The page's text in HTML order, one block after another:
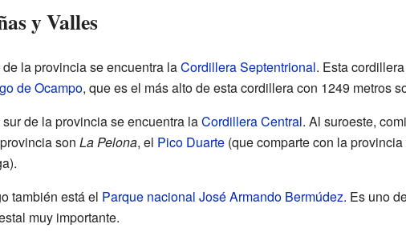
y Valles
la provincia se encuentra laCordillera Septentrional. Esta
de Ocampo, que es el más alto de esta cordillera con 1249 metros
de la provincia se encuentra laCordillera Central. Al suroeste,
son La Pelona, el Pico Duarte(que comparte con la
también está el Parque nacional José Armando Bermúdez. Es uno
muy importante.